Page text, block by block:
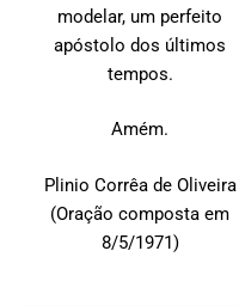
modelar, um perfeito
apóstolo dos últimos
tempos.
Amém.
Plinio Corrêa de Oliveira
(Oração composta em
8/5/1971)